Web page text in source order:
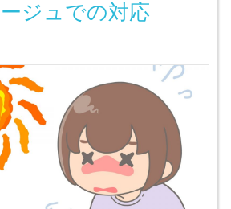
ジュでの対応